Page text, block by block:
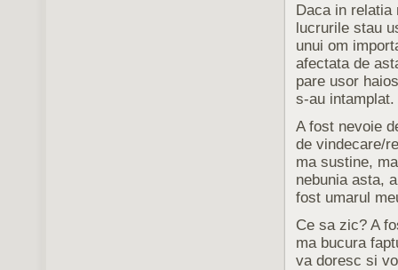
Daca in
lucrurile stau
unui om
afectata de
pare usor
s-au intamplat.
A fost nevoie
de vindecare/
ma sustine,
nebunia asta,
fost umarul
Ce sa zic? A
ma bucura
va doresc si